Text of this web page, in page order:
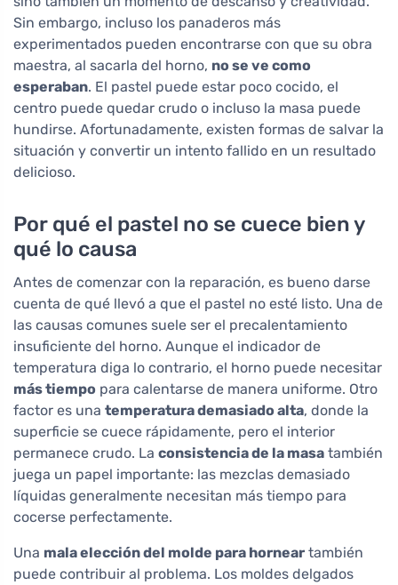
Sin embargo, incluso los panaderos más
experimentados pueden encontrarse con que su obra
maestra, al sacarla del horno, no se ve como
esperaban. El pastel puede estar poco cocido, el
centro puede quedar crudo o incluso la masa puede
hundirse. Afortunadamente, existen formas de salvar la
situación y convertir un intento fallido en un resultado
delicioso.
Por qué el pastel no se cuece bien y
qué lo causa
Antes de comenzar con la reparación, es bueno darse
cuenta de qué llevó a que el pastel no esté listo. Una de
las causas comunes suele ser el precalentamiento
insuficiente del horno. Aunque el indicador de
temperatura diga lo contrario, el horno puede necesitar
más tiempo para calentarse de manera uniforme. Otro
factor es una temperatura demasiado alta, donde la
superficie se cuece rápidamente, pero el interior
permanece crudo. La consistencia de la masa también
juega un papel importante: las mezclas demasiado
líquidas generalmente necesitan más tiempo para
cocerse perfectamente.
Una mala elección del molde para hornear también
puede contribuir al problema. Los moldes delgados